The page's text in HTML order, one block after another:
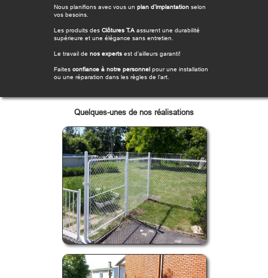
Nous planifions avec vous un plan d’implantationselon
vos besoins.
Les produits des Clôtures T.Aassurent une durabilité
supérieure et une élégance sans entretien.
Le travail de nos expertsest d’ailleurs garanti!
Faites confiance à notre personnelpour une installation
ou une réparation dans les règles de l’art.
Quelques-unes de nos réalisations